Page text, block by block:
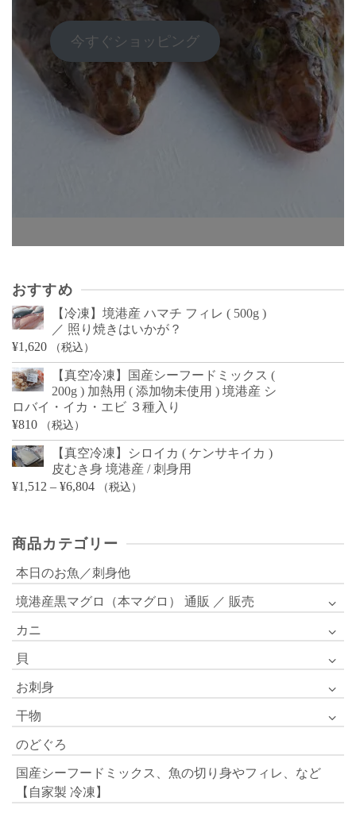
今すぐショッピング
おすすめ
【冷凍】境港産 ハマチ フィレ ( 500g )
／ 照り焼きはいかが？
¥1,620 （税込）
【真空冷凍】国産シーフードミックス (
200g ) 加熱用 ( 添加物未使用 ) 境港産 シ
ロバイ・イカ・エビ ３種入り
¥810 （税込）
【真空冷凍】シロイカ ( ケンサキイカ )
皮むき身 境港産 / 刺身用
¥1,512 – ¥6,804価
¥1,512
¥6,804
（税込）
商品カテゴリー
本日のお魚／刺身他
境港産黒マグロ（本マグロ） 通販 ／ 販売
カニ
貝
お刺身
干物
のどぐろ
国産シーフードミックス、魚の切り身やフィレ、など
【自家製 冷凍】